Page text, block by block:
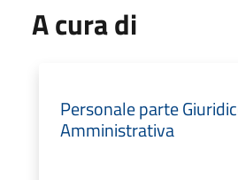
A cura di
Personale parte
Amministrativa